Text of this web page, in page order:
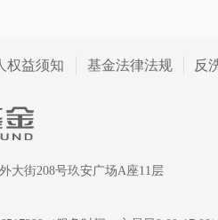
权益须知 基金法律法规 反
大街208号玖安广场A座11层